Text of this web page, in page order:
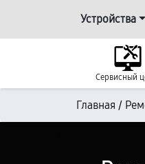
Устройства
Сервисный
Главная /